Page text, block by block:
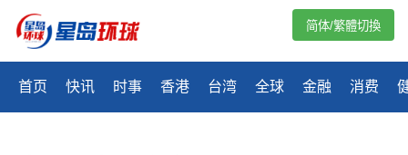
首页 快讯 时事 香港 台湾 全球 金融 消费
简体/繁體切換